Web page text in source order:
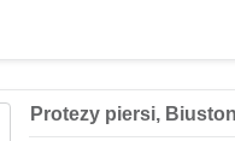
Protezy piersi,